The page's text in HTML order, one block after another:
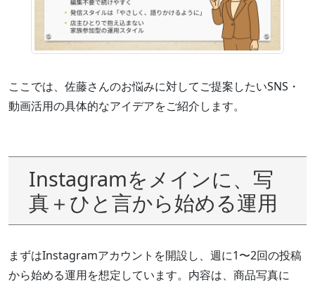
ここでは、佐藤さんのお悩みに対してご提案したいSNS・
動画活用の具体的なアイデアをご紹介します。
Instagramをメインに、写
真＋ひと言から始める運用
まずはInstagramアカウントを開設し、週に1〜2回の投稿
から始める運用を想定しています。内容は、商品写真に